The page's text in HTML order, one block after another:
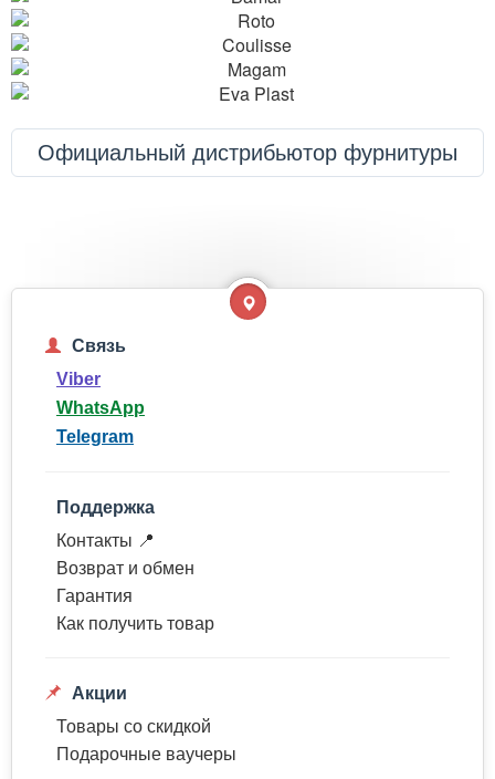
Официальный дистрибьютор фурнитуры
Связь
Viber
WhatsApp
Telegram
Поддержка
Контакты 📍
Возврат и обмен
Гарантия
Как получить товар
Акции
Товары со скидкой
Подарочные ваучеры